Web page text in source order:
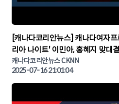
▶
[캐나다코리안뉴스] 캐나다여자
리아 나이트' 이민아, 홍혜지 맞대
KOREA NIGHT | 캐나다뉴스 | 토
캐나다코리안뉴스 CKNN
2025-07-16 21:01:04